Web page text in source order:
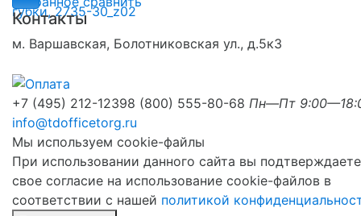
Контакты
м. Варшавская, Болотниковская ул., д.5к3
+7 (495) 212-12398 (800) 555-80-68 Пн—Пт
info@tdofficetorg.ru
Мы используем cookie-файлы
При использовании данного сайта вы подтверждаете
свое согласие на использование cookie-файлов в
соответствии с нашей политикой